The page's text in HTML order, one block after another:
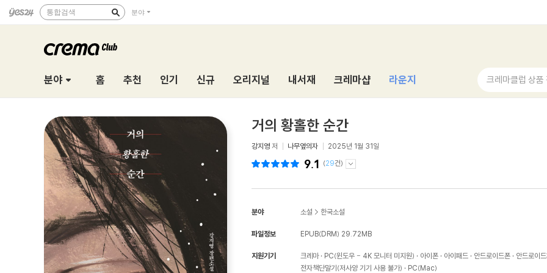
통합검색 분야
분야 홈 추천 인기 신규 오리지널 내서재 크레마샵 라운지 크레마클럽 상품
거의 황홀한 순간
강지영 저 나무옆의자 2025년 1월 31일
9.1 (29건)
분야 소설 > 한국소설
파일정보 EPUB(DRM) 29.72MB
지원기기 크레마 PC(윈도우 - 4K 모니터 미지원) 아이폰 아이패드 안드로이드폰
안드로이
전자책단말기(저사양 기기 사용 불가)
PC(Mac)